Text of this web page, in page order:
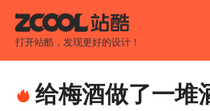
打开站酷，发现更好的设计！
给梅酒做了一堆